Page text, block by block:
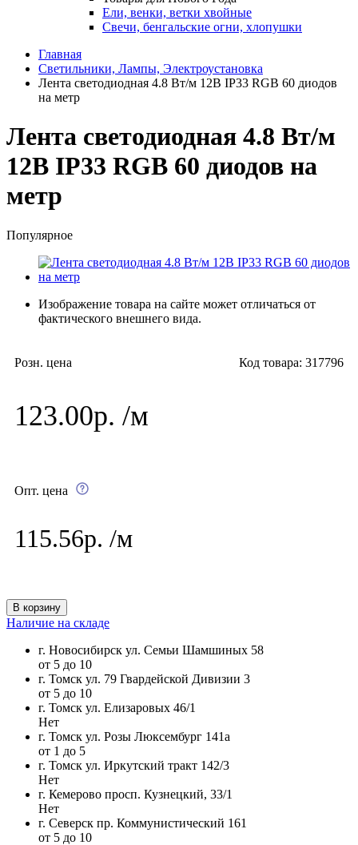
Ели, венки, ветки хвойные
Свечи, бенгальские огни, хлопушки
Главная
Светильники, Лампы, Электроустановка
Лента светодиодная 4.8 Вт/м 12В IP33 RGB 60 диодов
на метр
Лента светодиодная 4.8 Вт/м
12В IP33 RGB 60 диодов на
метр
Популярное
Изображение товара на сайте может отличаться от
фактического внешнего вида.
Розн. цена
123.00р. /м
Опт. цена
115.56р. /м
Код товара: 317796
В корзину
Наличие на складе
г. Новосибирск ул. Семьи Шамшиных 58
от 5 до 10
г. Томск ул. 79 Гвардейской Дивизии 3
от 5 до 10
г. Томск ул. Елизаровых 46/1
Нет
г. Томск ул. Розы Люксембург 141а
от 1 до 5
г. Томск ул. Иркутский тракт 142/3
Нет
г. Кемерово просп. Кузнецкий, 33/1
Нет
г. Северск пр. Коммунистический 161
от 5 до 10